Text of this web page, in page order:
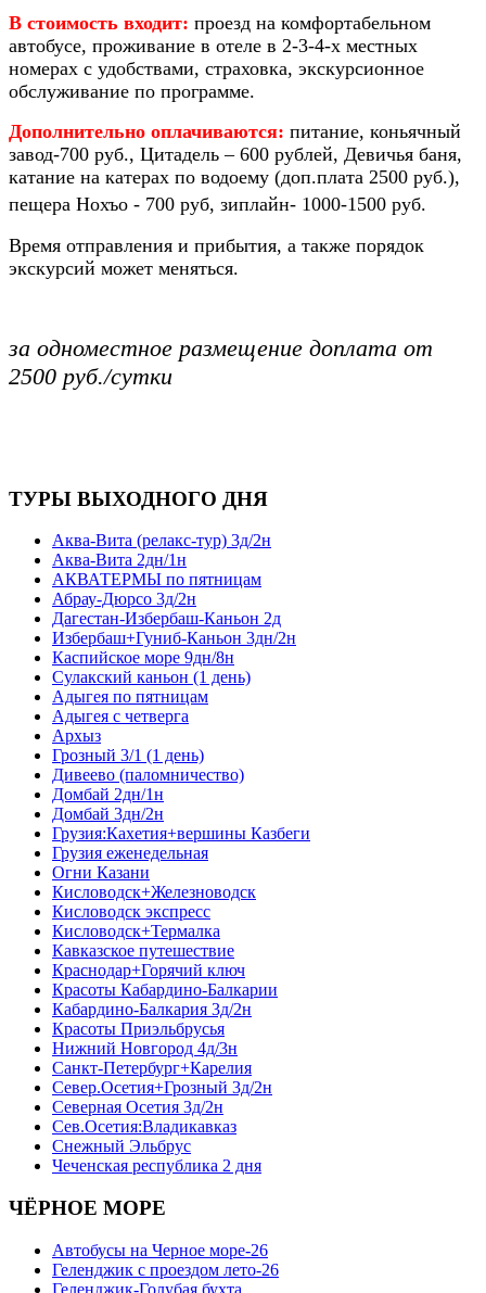
В стоимость входит: проезд на комфортабельном
автобусе, проживание в отеле в 2-3-4-х местных
номерах с удобствами, страховка, экскурсионное
обслуживание по программе.
Дополнительно оплачиваются: питание, коньячный
завод-700 руб., Цитадель – 600 рублей, Девичья баня,
катание на катерах по водоему (доп.плата 2500 руб.),
пещера Нохъо - 700 руб, зиплайн- 1000-1500 руб.
Время отправления и прибытия, а также порядок
экскурсий может меняться.
за одноместное размещение доплата от
2500 руб./сутки
ТУРЫ ВЫХОДНОГО ДНЯ
Аква-Вита (релакс-тур) 3д/2н
Аква-Вита 2дн/1н
АКВАТЕРМЫ по пятницам
Абрау-Дюрсо 3д/2н
Дагестан-Избербаш-Каньон 2д
Избербаш+Гуниб-Каньон 3дн/2н
Каспийское море 9дн/8н
Сулакский каньон (1 день)
Адыгея по пятницам
Адыгея с четверга
Архыз
Грозный 3/1 (1 день)
Дивеево (паломничество)
Домбай 2дн/1н
Домбай 3дн/2н
Грузия:Кахетия+вершины Казбеги
Грузия еженедельная
Огни Казани
Кисловодск+Железноводск
Кисловодск экспресс
Кисловодск+Термалка
Кавказское путешествие
Краснодар+Горячий ключ
Красоты Кабардино-Балкарии
Кабардино-Балкария 3д/2н
Красоты Приэльбрусья
Нижний Новгород 4д/3н
Санкт-Петербург+Карелия
Север.Осетия+Грозный 3д/2н
Северная Осетия 3д/2н
Сев.Осетия:Владикавказ
Снежный Эльбрус
Чеченская республика 2 дня
ЧЁРНОЕ МОРЕ
Автобусы на Черное море-26
Геленджик с проездом лето-26
Геленджик-Голубая бухта